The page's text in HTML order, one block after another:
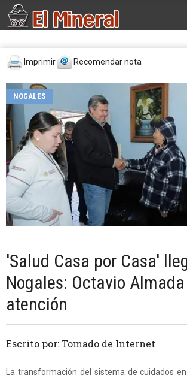
Imprimir Recomendar nota
NOGALES
'Salud Casa por Casa'
Nogales: Octavio
atención
Escrito por: Tomado de Internet
La transformación del sistema de cuidados